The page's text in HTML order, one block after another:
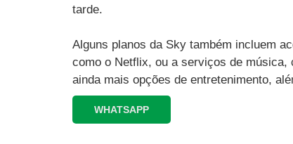
tarde.
Alguns planos da Sky também incluem
como o Netflix, ou a serviços de música,
ainda mais opções de entretenimento,
WHATSAPP